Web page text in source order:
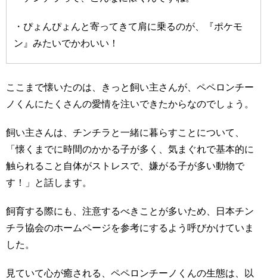
・ぴょんぴょんと寄ってきて肩に乗るのが、『ポケモ
ン』みたいでかわいい！
ここまで懐いたのは、きっと飼い主さんが、ペペロンチー
ノくんにたくさんの愛情を注いできたからなのでしょう。
飼い主さんは、チンチラと一緒に暮らすことについて、
「懐くまでに時間のかかる子が多く、気まぐれで基本的に
触られること自体がストレスで、嫌がる子が多い動物で
す！」と話します。
飼育する際にも、注意するべきことが多いため、日本チン
チラ協会のホームページを参考にするよう呼びかけていま
した。
見ていて心が癒される、ペペロンチーノくんの生態は、以